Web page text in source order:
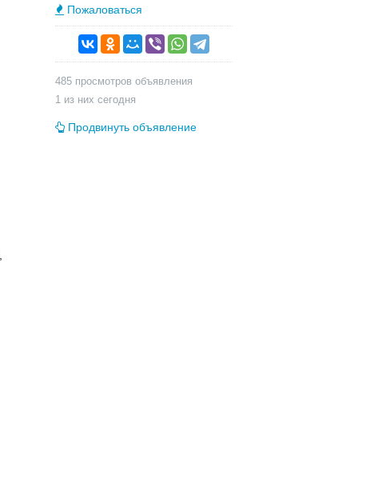
Пожаловаться
485 просмотров объявления
1 из них сегодня
Продвинуть объявление